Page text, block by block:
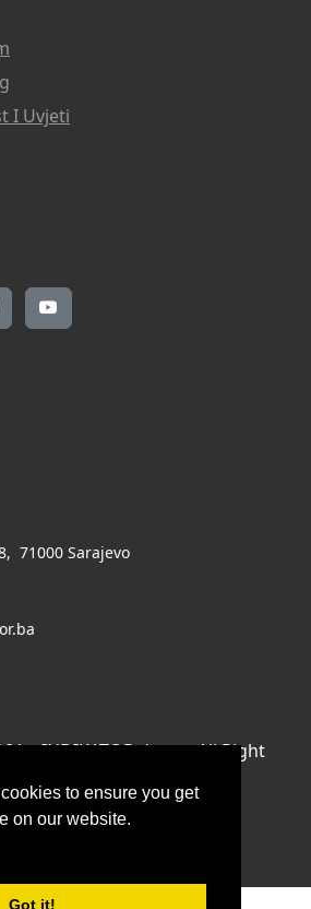
to ensure you get
on our website.
Got it!
I Uvjeti
71000 Sarajevo
by INDIKATOR d.o.o., All Right
Use|Privacy Statement
THYME SYSTEMS doo